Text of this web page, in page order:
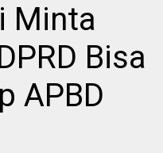
Minta
Bisa
APBD